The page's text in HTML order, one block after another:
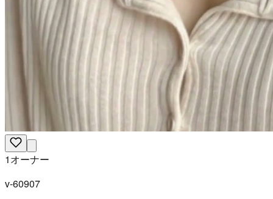
1オーナー
v-60907